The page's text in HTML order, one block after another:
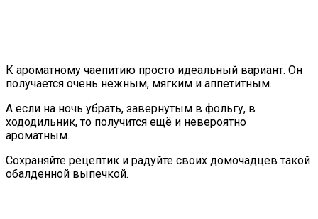
К ароматному чаепитию просто идеальный вариант. Он
получается очень нежным, мягким и аппетитным.
А если на ночь убрать, завернутым в фольгу, в
хододильник, то получится ещё и невероятно
ароматным.
Сохраняйте рецептик и радуйте своих домочадцев такой
обалденной выпечкой.